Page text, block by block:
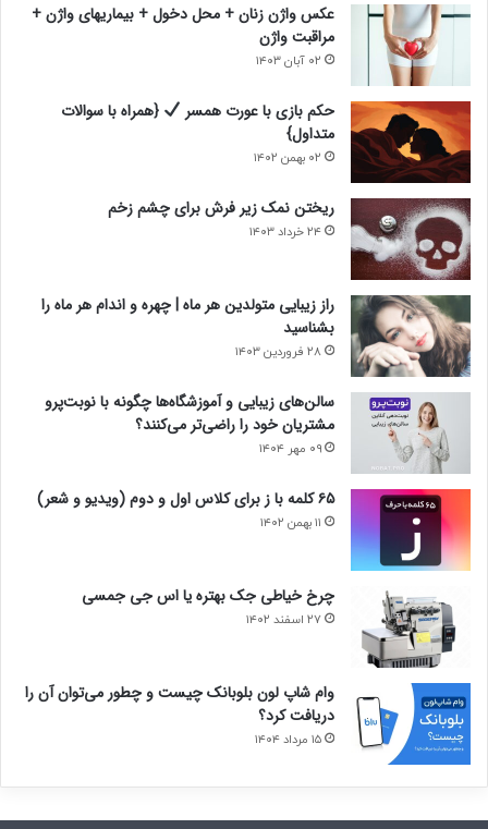
عکس واژن زنان + محل دخول + بیماریهای واژن +
مراقبت واژن
۰۲ آبان ۱۴۰۳
حکم بازی با عورت همسر
{همراه با سوالات
متداول}
۰۲ بهمن ۱۴۰۲
ریختن نمک زیر فرش برای چشم زخم
۲۴ خرداد ۱۴۰۳
راز زیبایی متولدین هر ماه | چهره و اندام هر ماه را
بشناسید
۲۸ فروردین ۱۴۰۳
سالن‌های زیبایی و آموزشگاه‌ها چگونه با نوبت‌پرو
مشتریان خود را راضی‌تر می‌کنند؟
۰۹ مهر ۱۴۰۴
۶۵ کلمه با ز برای کلاس اول و دوم (ویدیو و شعر)
۱۱ بهمن ۱۴۰۲
چرخ خیاطی جک بهتره یا اس جی جمسی
۲۷ اسفند ۱۴۰۲
وام شاپ لون بلوبانک چیست و چطور می‌توان آن را
دریافت کرد؟
۱۵ مرداد ۱۴۰۴